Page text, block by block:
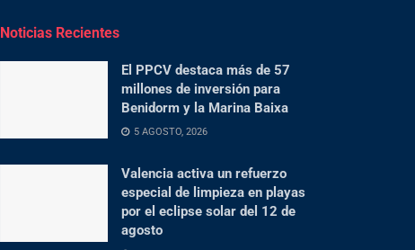
Noticias Recientes
El PPCV destaca más de 57
millones de inversión para
Benidorm y la Marina Baixa
5 AGOSTO, 2026
Valencia activa un refuerzo
especial de limpieza en playas
por el eclipse solar del 12 de
agosto